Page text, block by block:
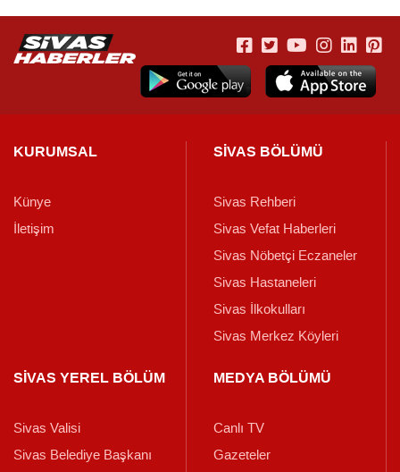
KURUMSAL
Künye
İletişim
SİVAS BÖLÜMÜ
Sivas Rehberi
Sivas Vefat Haberleri
Sivas Nöbetçi Eczaneler
Sivas Hastaneleri
Sivas İlkokulları
Sivas Merkez Köyleri
SİVAS YEREL BÖLÜM
Sivas Valisi
Sivas Belediye Başkanı
MEDYA BÖLÜMÜ
Canlı TV
Gazeteler